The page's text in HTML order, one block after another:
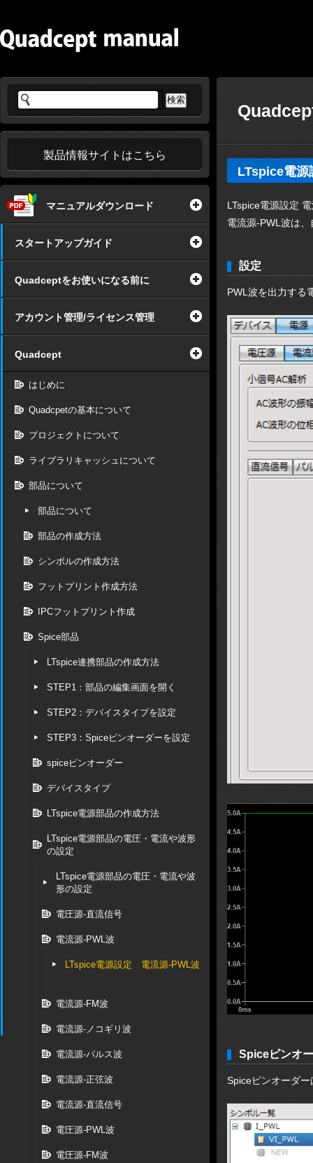
製品情報サイトはこちら
マニュアルダウンロード
スタートアップガイド
Quadceptをお使いになる前に
アカウント管理/ライセンス管理
Quadcept
はじめに
Quadcpetの基本について
プロジェクトについて
ライブラリキャッシュについて
部品について
部品について
部品の作成方法
シンボルの作成方法
フットプリント作成方法
IPCフットプリント作成
Spice部品
LTspice連携部品の作成方法
STEP1：部品の編集画面を開く
STEP2：デバイスタイプを設定
STEP3：Spiceピンオーダーを設定
spiceピンオーダー
デバイスタイプ
LTspice電源部品の作成方法
LTspice電源部品の電圧・電流や波形
の設定
LTspice電源部品の電圧・電流や波
形の設定
電圧源-直流信号
電流源-PWL波
LTspice電源設定 電流源-PWL波
電流源-FM波
電流源-ノコギリ波
電流源-パルス波
電流源-正弦波
電流源-直流信号
電圧源-PWL波
電圧源-FM波
LTspice電
LTspice電源設定
電流源-PWL波は
設定
PWL波を出力する
Spiceピンオ
Spiceピンオーダ